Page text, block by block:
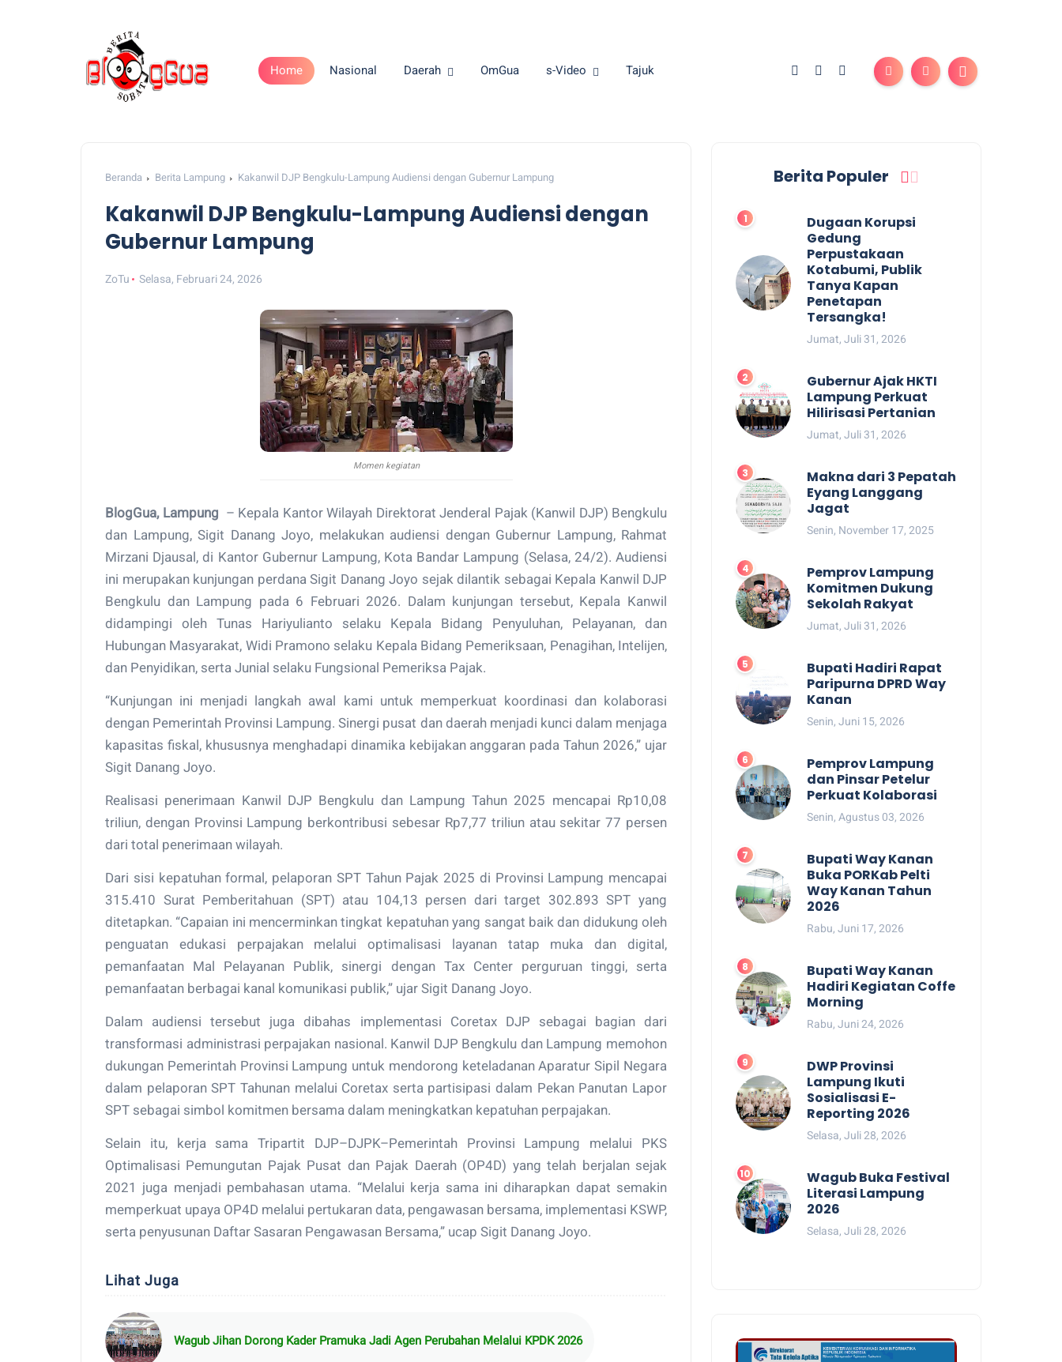
Home Nasional Daerah OmGua s-Video Tajuk
Beranda Berita Lampung Kakanwil DJP Bengkulu-Lampung Audiensi dengan Gubernur Lampung
Kakanwil DJP Bengkulu-Lampung Audiensi dengan
Gubernur Lampung
ZoTu Selasa, Februari 24, 2026
Momen kegiatan
BlogGua, Lampung – Kepala Kantor Wilayah Direktorat Jenderal Pajak (Kanwil DJP) Bengkulu
dan Lampung, Sigit Danang Joyo, melakukan audiensi dengan Gubernur Lampung, Rahmat
Mirzani Djausal, di Kantor Gubernur Lampung, Kota Bandar Lampung (Selasa, 24/2). Audiensi
ini merupakan kunjungan perdana Sigit Danang Joyo sejak dilantik sebagai Kepala Kanwil DJP
Bengkulu dan Lampung pada 6 Februari 2026. Dalam kunjungan tersebut, Kepala Kanwil
didampingi oleh Tunas Hariyulianto selaku Kepala Bidang Penyuluhan, Pelayanan, dan
Hubungan Masyarakat, Widi Pramono selaku Kepala Bidang Pemeriksaan, Penagihan, Intelijen,
dan Penyidikan, serta Junial selaku Fungsional Pemeriksa Pajak.
“Kunjungan ini menjadi langkah awal kami untuk memperkuat koordinasi dan kolaborasi
dengan Pemerintah Provinsi Lampung. Sinergi pusat dan daerah menjadi kunci dalam menjaga
kapasitas fiskal, khususnya menghadapi dinamika kebijakan anggaran pada Tahun 2026,” ujar
Sigit Danang Joyo.
Realisasi penerimaan Kanwil DJP Bengkulu dan Lampung Tahun 2025 mencapai Rp10,08
triliun, dengan Provinsi Lampung berkontribusi sebesar Rp7,77 triliun atau sekitar 77 persen
dari total penerimaan wilayah.
Dari sisi kepatuhan formal, pelaporan SPT Tahun Pajak 2025 di Provinsi Lampung mencapai
315.410 Surat Pemberitahuan (SPT) atau 104,13 persen dari target 302.893 SPT yang
ditetapkan. “Capaian ini mencerminkan tingkat kepatuhan yang sangat baik dan didukung oleh
penguatan edukasi perpajakan melalui optimalisasi layanan tatap muka dan digital,
pemanfaatan Mal Pelayanan Publik, sinergi dengan Tax Center perguruan tinggi, serta
pemanfaatan berbagai kanal komunikasi publik,” ujar Sigit Danang Joyo.
Dalam audiensi tersebut juga dibahas implementasi Coretax DJP sebagai bagian dari
transformasi administrasi perpajakan nasional. Kanwil DJP Bengkulu dan Lampung memohon
dukungan Pemerintah Provinsi Lampung untuk mendorong keteladanan Aparatur Sipil Negara
dalam pelaporan SPT Tahunan melalui Coretax serta partisipasi dalam Pekan Panutan Lapor
SPT sebagai simbol komitmen bersama dalam meningkatkan kepatuhan perpajakan.
Selain itu, kerja sama Tripartit DJP–DJPK–Pemerintah Provinsi Lampung melalui PKS
Optimalisasi Pemungutan Pajak Pusat dan Pajak Daerah (OP4D) yang telah berjalan sejak
2021 juga menjadi pembahasan utama. “Melalui kerja sama ini diharapkan dapat semakin
memperkuat upaya OP4D melalui pertukaran data, pengawasan bersama, implementasi KSWP,
serta penyusunan Daftar Sasaran Pengawasan Bersama,” ucap Sigit Danang Joyo.
Lihat Juga
Wagub Jihan Dorong Kader Pramuka Jadi Agen Perubahan Melalui KPDK 2026
Berita Populer
Dugaan Korupsi
Gedung
Perpustakaan
Kotabumi, Publik
Tanya Kapan
Penetapan
Tersangka!
Jumat, Juli 31, 2026
Gubernur Ajak HKTI
Lampung Perkuat
Hilirisasi Pertanian
Jumat, Juli 31, 2026
Makna dari 3 Pepatah
Eyang Langgang
Jagat
Senin, November 17, 2025
Pemprov Lampung
Komitmen Dukung
Sekolah Rakyat
Jumat, Juli 31, 2026
Bupati Hadiri Rapat
Paripurna DPRD Way
Kanan
Senin, Juni 15, 2026
Pemprov Lampung
dan Pinsar Petelur
Perkuat Kolaborasi
Senin, Agustus 03, 2026
Bupati Way Kanan
Buka PORKab Pelti
Way Kanan Tahun
2026
Rabu, Juni 17, 2026
Bupati Way Kanan
Hadiri Kegiatan Coffe
Morning
Rabu, Juni 24, 2026
DWP Provinsi
Lampung Ikuti
Sosialisasi E-
Reporting 2026
Selasa, Juli 28, 2026
Wagub Buka Festival
Literasi Lampung
2026
Selasa, Juli 28, 2026